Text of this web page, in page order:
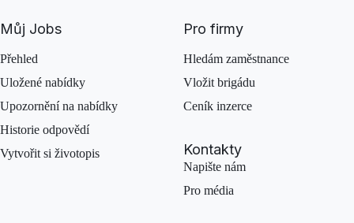
Můj Jobs
Přehled
Uložené nabídky
Upozornění na nabídky
Historie odpovědí
Vytvořit si životopis
Pro firmy
Hledám zaměstnance
Vložit brigádu
Ceník inzerce
Kontakty
Napište nám
Pro média